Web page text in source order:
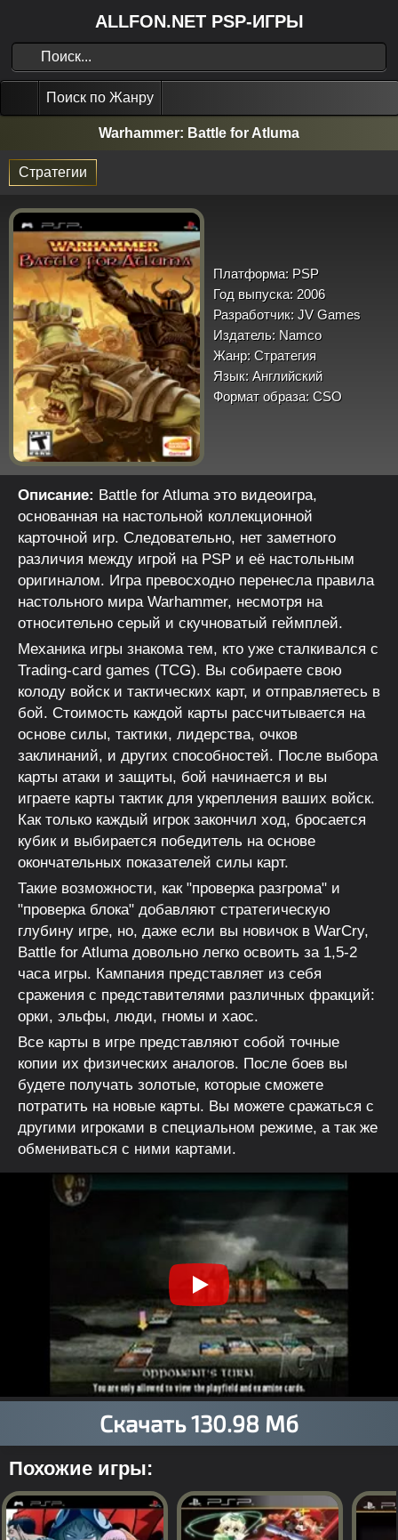
ALLFON.NET PSP-ИГРЫ
Поиск по Жанру
Warhammer: Battle for Atluma
Стратегии
Платформа: PSP
Год выпуска: 2006
Разработчик: JV Games
Издатель: Namco
Жанр: Стратегия
Язык: Английский
Формат образа: CSO
Описание: Battle for Atluma это видеоигра,
основанная на настольной коллекционной
карточной игр. Следовательно, нет заметного
различия между игрой на PSP и её настольным
оригиналом. Игра превосходно перенесла правила
настольного мира Warhammer, несмотря на
относительно серый и скучноватый геймплей.
Механика игры знакома тем, кто уже сталкивался с
Trading-card games (TCG). Вы собираете свою
колоду войск и тактических карт, и отправляетесь в
бой. Стоимость каждой карты рассчитывается на
основе силы, тактики, лидерства, очков
заклинаний, и других способностей. После выбора
карты атаки и защиты, бой начинается и вы
играете карты тактик для укрепления ваших войск.
Как только каждый игрок закончил ход, бросается
кубик и выбирается победитель на основе
окончательных показателей силы карт.
Такие возможности, как "проверка разгрома" и
"проверка блока" добавляют стратегическую
глубину игре, но, даже если вы новичок в WarCry,
Battle for Atluma довольно легко освоить за 1,5-2
часа игры. Кампания представляет из себя
сражения с представителями различных фракций:
орки, эльфы, люди, гномы и хаос.
Все карты в игре представляют собой точные
копии их физических аналогов. После боев вы
будете получать золотые, которые сможете
потратить на новые карты. Вы можете сражаться с
другими игроками в специальном режиме, а так же
обмениваться с ними картами.
Похожие игры: